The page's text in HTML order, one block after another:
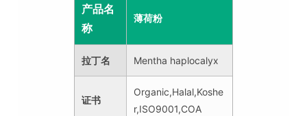
产品名
称
薄荷粉
拉丁名 Mentha haplocalyx
证书
Organic,Halal,Koshe
r,ISO9001,COA